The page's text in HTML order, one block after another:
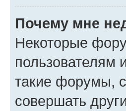
Почему мне
Некоторые
пользователям
такие форумы,
совершать